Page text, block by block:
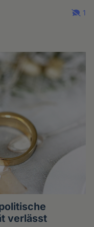
1
verlässt